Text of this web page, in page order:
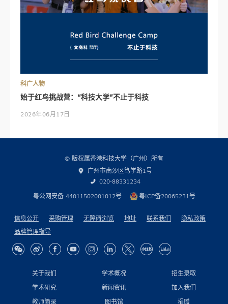
科广人物
始于红鸟挑战营：“科技大学”不止于科技
2026年06月17日
关于我们 学术概况
招生录取
学术研究
新闻资讯
加入我们
教师简录
图书馆 捐赠
© 版权属香港科技大学（广州）所有
广州市南沙区笃学路1号
020-88331234
粤公网安备 44011502001012号
粤ICP备20065231号
信息公开 采购管理 无障碍浏览 地址 联系我们
隐私政策
品牌管理指导